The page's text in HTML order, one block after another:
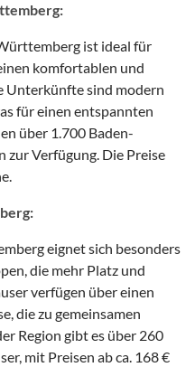
ist ideal für
komfortablen und
Unterkünfte sind modern
für einen entspannten
über 1.700 Baden-
Verfügung. Die Preise
eignet sich besonders
die mehr Platz und
verfügen über einen
die zu gemeinsamen
Region gibt es über 260
mit Preisen ab ca. 168 €